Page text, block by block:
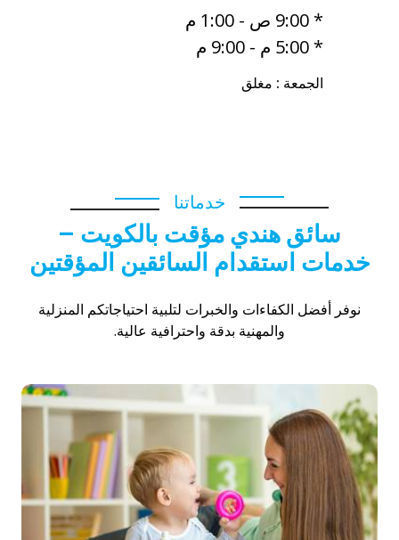
* 9:00 ص - 1:00 م
* 5:00 م - 9:00 م
الجمعة : مغلق
خدماتنا
سائق هندي مؤقت بالكويت –
خدمات استقدام السائقين المؤقتين
نوفر أفضل الكفاءات والخبرات لتلبية احتياجاتكم المنزلية
والمهنية بدقة واحترافية عالية.